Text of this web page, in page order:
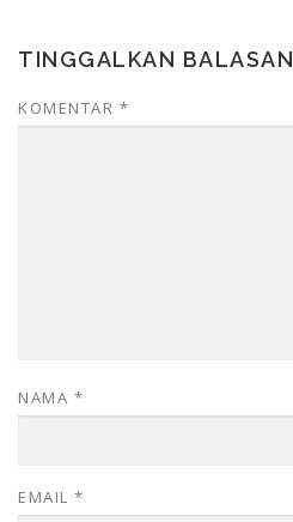
TINGGALKAN BALASAN
KOMENTAR *
NAMA *
EMAIL *